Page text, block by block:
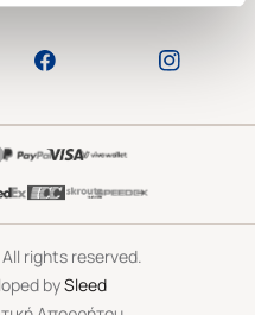
rights reserved.
bySleed